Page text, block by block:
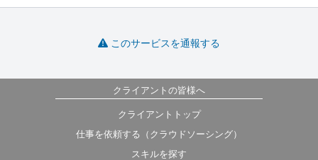
このサービスを通報する
クライアントの皆様へ
クライアントトップ
仕事を依頼する（クラウドソーシング）
スキルを探す